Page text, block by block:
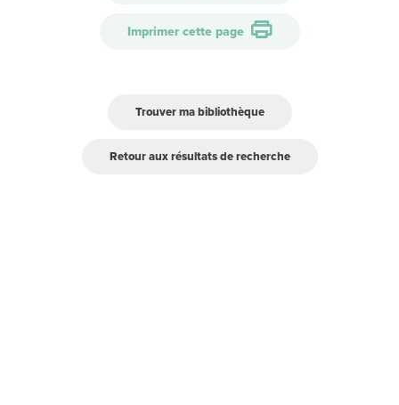
Imprimer cette page
Trouver ma bibliothèque
Retour aux résultats de recherche